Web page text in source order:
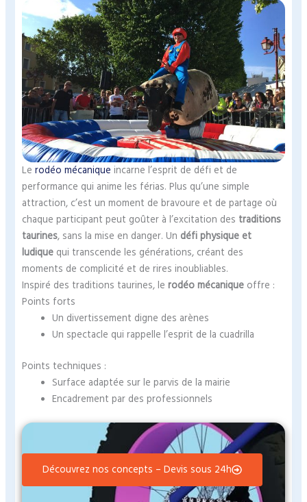
Lerodéo mécanique incarne l’esprit de défi et de
performance qui anime les férias. Plus qu’une simple
attraction, c’est un moment de bravoure et de partage où
chaque participant peut goûter à l’excitation des traditions
taurines, sans la mise en danger. Un défi physique et
ludique qui transcende les générations, créant des
moments de complicité et de rires inoubliables.
Inspiré des traditions taurines, lerodéo mécanique offre :
Points forts
Un divertissement digne des arènes
Un spectacle qui rappelle l’esprit de la cuadrilla
Points techniques :
Surface adaptée sur le parvis de la mairie
Encadrement par des professionnels
Découvrez nos concepts – Devis sous 24h